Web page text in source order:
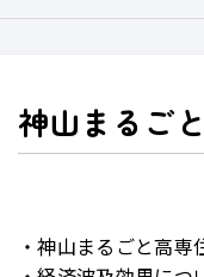
神山まるご
・神山まるごと高